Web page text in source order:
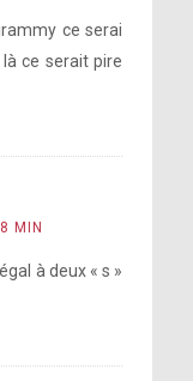
ce serai
ce serait pire
MIN
à deux « s »